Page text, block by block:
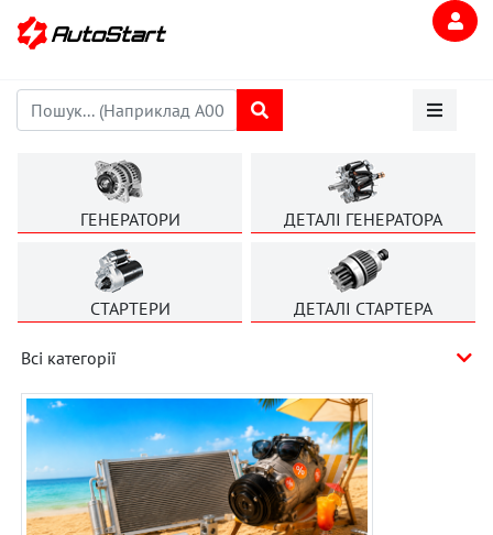
ГЕНЕРАТОРИ ДЕТАЛІ ГЕНЕРАТОРА
СТАРТЕРИ ДЕТАЛІ СТАРТЕРА
Всі категорії